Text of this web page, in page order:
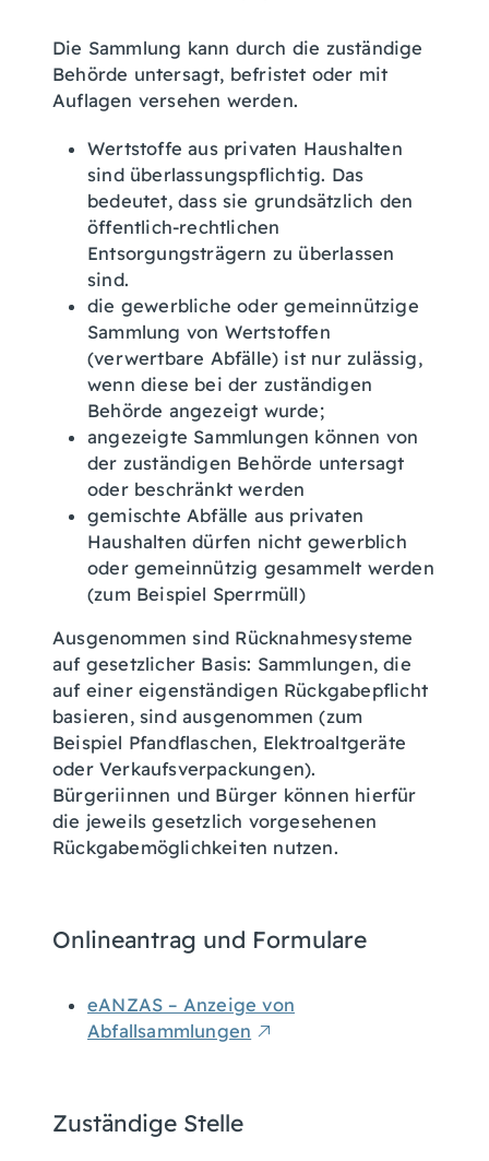
Die Sammlung kann durch die zuständige
Behörde untersagt, befristet oder mit
Auflagen versehen werden.
Wertstoffe aus privaten Haushalten
sind überlassungspflichtig. Das
bedeutet, dass sie grundsätzlich den
öffentlich-rechtlichen
Entsorgungsträgern zu überlassen
sind.
die gewerbliche oder gemeinnützige
Sammlung von Wertstoffen
(verwertbare Abfälle) ist nur zulässig,
wenn diese bei der zuständigen
Behörde angezeigt wurde;
angezeigte Sammlungen können von
der zuständigen Behörde untersagt
oder beschränkt werden
gemischte Abfälle aus privaten
Haushalten dürfen nicht gewerblich
oder gemeinnützig gesammelt werden
(zum Beispiel Sperrmüll)
Ausgenommen sind Rücknahmesysteme
auf gesetzlicher Basis: Sammlungen, die
auf einer eigenständigen Rückgabepflicht
basieren, sind ausgenommen (zum
Beispiel Pfandflaschen, Elektroaltgeräte
oder Verkaufsverpackungen).
Bürgeriinnen und Bürger können hierfür
die jeweils gesetzlich vorgesehenen
Rückgabemöglichkeiten nutzen.
Onlineantrag und Formulare
eANZAS – Anzeige von
Abfallsammlungen
Zuständige Stelle